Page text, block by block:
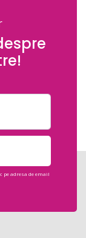
pe adresa de email